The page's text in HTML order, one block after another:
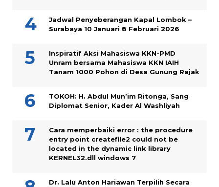
Jadwal Penyeberangan Kapal Lombok –
Surabaya 10 Januari 8 Februari 2026
Inspiratif Aksi Mahasiswa KKN-PMD
Unram bersama Mahasiswa KKN IAIH
Tanam 1000 Pohon di Desa Gunung Rajak
TOKOH: H. Abdul Mun’im Ritonga, Sang
Diplomat Senior, Kader Al Washliyah
Cara memperbaiki error : the procedure
entry point createfile2 could not be
located in the dynamic link library
KERNEL32.dll windows 7
Dr. Lalu Anton Hariawan Terpilih Secara